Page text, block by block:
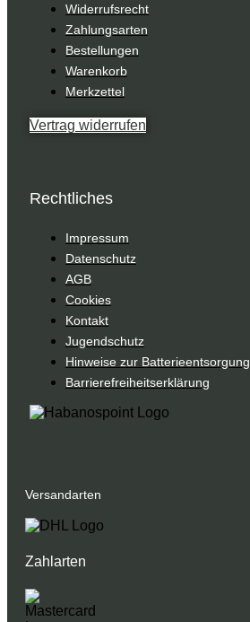
Widerrufsrecht
Zahlungsarten
Bestellungen
Warenkorb
Merkzettel
Vertrag widerrufen
Rechtliches
Impressum
Datenschutz
AGB
Cookies
Kontakt
Jugendschutz
Hinweise zur Batterieentsorgung
Barrierefreiheitserklärung
Versandarten
Zahlarten